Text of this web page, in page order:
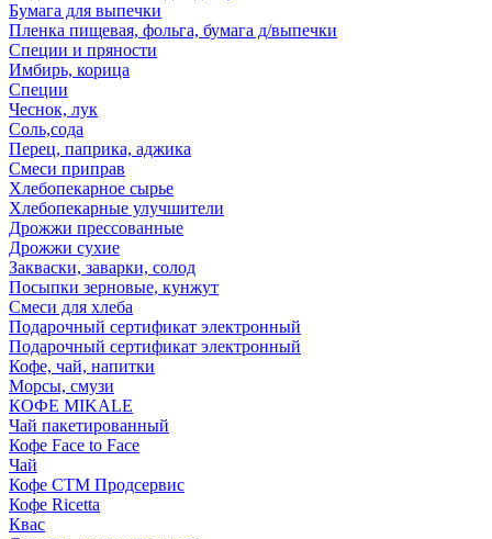
Бумага для выпечки
Пленка пищевая, фольга, бумага д/выпечки
Специи и пряности
Имбирь, корица
Специи
Чеснок, лук
Соль,сода
Перец, паприка, аджика
Смеси приправ
Хлебопекарное сырье
Хлебопекарные улучшители
Дрожжи прессованные
Дрожжи сухие
Закваски, заварки, солод
Посыпки зерновые, кунжут
Смеси для хлеба
Подарочный сертификат электронный
Подарочный сертификат электронный
Кофе, чай, напитки
Морсы, смузи
КОФЕ MIKALE
Чай пакетированный
Кофе Face to Face
Чай
Кофе СТМ Продсервис
Кофе Ricetta
Квас